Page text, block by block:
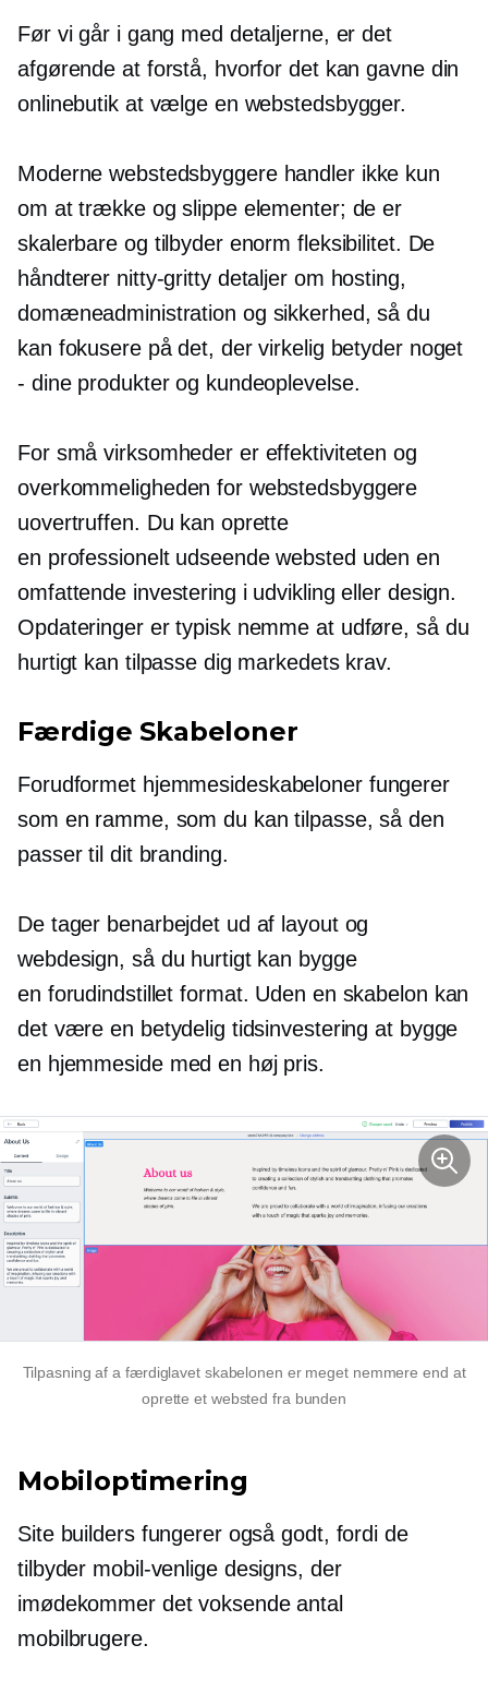
Før vi går i gang med detaljerne, er det
afgørende at forstå, hvorfor det kan gavne din
onlinebutik at vælge en webstedsbygger.
Moderne webstedsbyggere handler ikke kun
om at trække og slippe elementer; de er
skalerbare og tilbyder enorm fleksibilitet. De
håndterer nitty-grittydetaljer om hosting,
domæneadministration og sikkerhed, så du
kan fokusere på det, der virkelig betyder noget
- dine produkter og kundeoplevelse.
For små virksomheder er effektiviteten og
overkommeligheden for webstedsbyggere
uovertruffen. Du kan oprette
en professionelt udseendewebsted uden en
omfattende investering i udvikling eller design.
Opdateringer er typisk nemme at udføre, så du
hurtigt kan tilpasse dig markedets krav.
Færdige Skabeloner
Forudformethjemmesideskabeloner fungerer
som en ramme, som du kan tilpasse, så den
passer til dit branding.
De tager benarbejdet ud af layout og
webdesign, så du hurtigt kan bygge
en forudindstillet format. Uden en skabelon kan
det være en betydelig tidsinvestering at bygge
en hjemmeside med en høj pris.
Tilpasning af a færdiglavetskabelonen er meget nemmere end at
oprette et websted fra bunden
Mobiloptimering
Site builders fungerer også godt, fordi de
tilbyder mobil-venligedesigns, der
imødekommer det voksende antal
mobilbrugere.